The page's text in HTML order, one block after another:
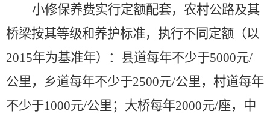
小修保养费实行定额配套，农村公路及其
桥梁按其等级和养护标准，执行不同定额（以
2015年为基准年）：县道每年不少于5000元/
公里，乡道每年不少于2500元/公里，村道每年
不少于1000元/公里；大桥每年2000元/座，中